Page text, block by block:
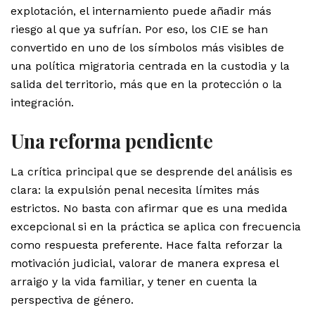
explotación, el internamiento puede añadir más
riesgo al que ya sufrían. Por eso, los CIE se han
convertido en uno de los símbolos más visibles de
una política migratoria centrada en la custodia y la
salida del territorio, más que en la protección o la
integración.
Una reforma pendiente
La crítica principal que se desprende del análisis es
clara: la expulsión penal necesita límites más
estrictos. No basta con afirmar que es una medida
excepcional si en la práctica se aplica con frecuencia
como respuesta preferente. Hace falta reforzar la
motivación judicial, valorar de manera expresa el
arraigo y la vida familiar, y tener en cuenta la
perspectiva de género.